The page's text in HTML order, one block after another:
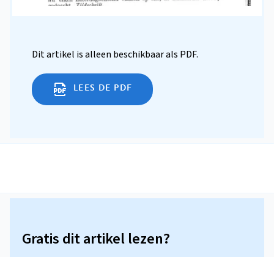
Dit artikel is alleen beschikbaar als PDF.
LEES DE PDF
Gratis dit artikel lezen?